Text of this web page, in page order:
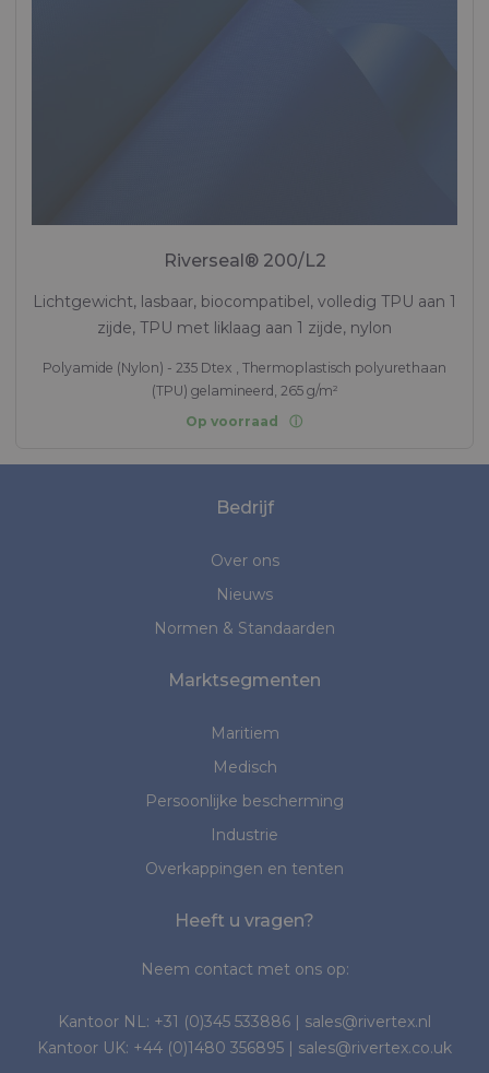
Riverseal® 200/L2
Lichtgewicht, lasbaar, biocompatibel, volledig TPU aan 1
zijde, TPU met liklaag aan 1 zijde, nylon
Polyamide (Nylon) - 235 Dtex , Thermoplastisch polyurethaan
(TPU) gelamineerd, 265 g/m²
Op voorraad
Bedrijf
Over ons
Nieuws
Normen & Standaarden
Marktsegmenten
Maritiem
Medisch
Persoonlijke bescherming
Industrie
Overkappingen en tenten
Heeft u vragen?
Neem contact met ons op:
Kantoor NL: +31 (0)345 533886 | sales@rivertex.nl
Kantoor UK: +44 (0)1480 356895 | sales@rivertex.co.uk